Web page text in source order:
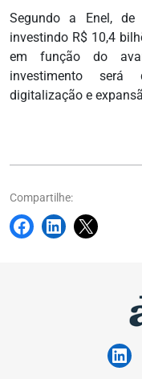
Segundo a Enel,
investindo R$ 10,4
em função do
investimento será
digitalização e
Compartilhe: